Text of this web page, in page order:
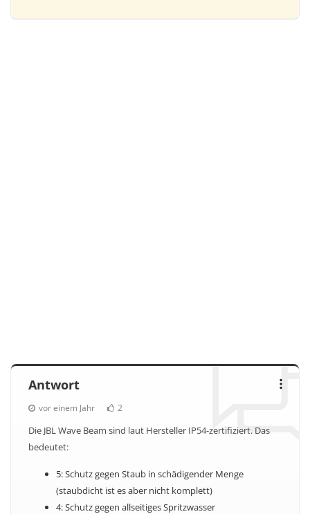
Antwort
vor einem Jahr 2
Die JBL Wave Beam sind laut Hersteller IP54-zertifiziert. Das
bedeutet:
5: Schutz gegen Staub in schädigender Menge
(staubdicht ist es aber nicht komplett)
4: Schutz gegen allseitiges Spritzwasser